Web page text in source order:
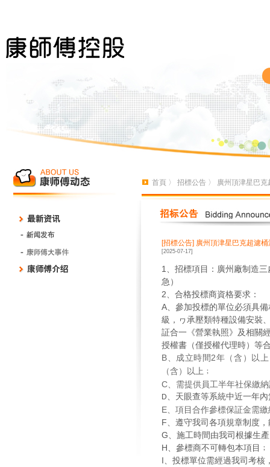
首頁 〉 招標公告 〉 廣州頂津星巴
[招標公告] 廣州頂津星巴克超濾
[2025-07-17]
1、招標項目：廣州廠制造
急）
2、合格投標商資格要求：
A、參加投標的單位必須具
級，ヮ承壓類特種設備安裝
証合一《營業執照》及相關
授權書（僅授權代理時）等
B 、成立時間2年（含）以
（含）以上 ﹔
C 、需提供員工半年社保繳
D、天眼查等系統中近一年
E 、項目合作參標保証金需
F 、遵守我司各項規章制度
G、施工時間由我司根據生
H、參標商不可轉包本項目﹔
I、投標單位需經過我司考核